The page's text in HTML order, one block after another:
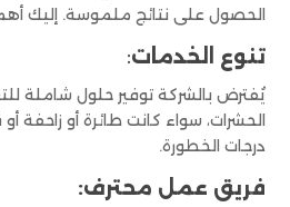
الحصول على نتائج ملموسة. إليك أهم
تنوع الخدمات:
يُفترض بالشركة توفير حلول شاملة
الحشرات، سواء كانت طائرة أو زاحفة
درجات الخطورة.
فريق عمل محترف: